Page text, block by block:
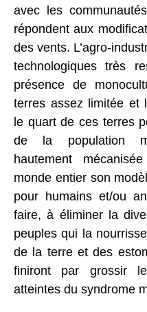
avec les
répondent aux
des vents. L’agro-
technologiques très
présence de
terres assez limitée et
le quart de ces terres
de la population
hautement
monde entier son
pour humains et/ou
faire, à éliminer la
peuples qui la
de la terre et des
finiront par grossir
atteintes du syndrome